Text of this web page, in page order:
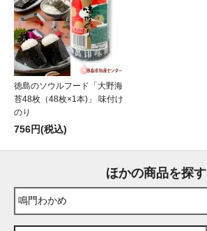
徳島のソウルフード「大野海
苔48枚（48枚×1本)」 味付け
のり
756円(税込)
ほかの商品を探す